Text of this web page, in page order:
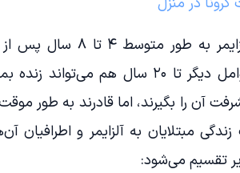
یک فرد مبتلا به
مواردی بسته به عوامل دیگر تا ۲۰
آن را بگیرند، اما قادرند به طور
مبتلایان به آلزایمر و اطرافیان
تقسیم می‌شود: